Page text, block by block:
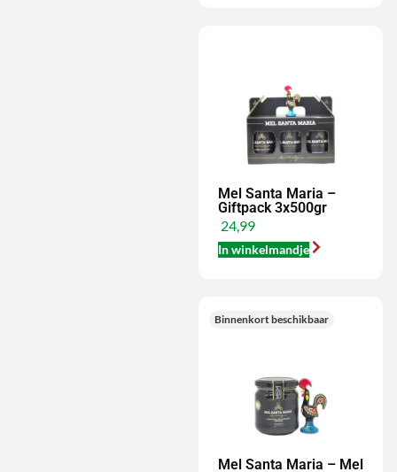
Mel Santa Maria –
Giftpack 3x500gr
24,99
In winkelmandje
Binnenkort beschikbaar
Mel Santa Maria – Mel